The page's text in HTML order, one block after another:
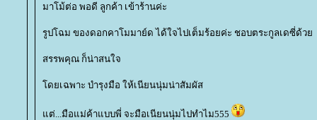
มาโม้ต่อ พอดี ลูกค้า เข้าร้านค่ะ
รูปโฉม ของดอกคาโมมาย์ด ได้ใจไปเต็มร้อยค่ะ ชอบตระกูลเดซี่ด้ว
สรรพคุณ ก็น่าสนใจ
ดยเฉพาะ บำรุงมือ ให้เนียนนุ่มน่าสัมผัส
ต่...มือแม่ค้าแบบพี่ จะมือเนียนนุ่มไปทำไม555